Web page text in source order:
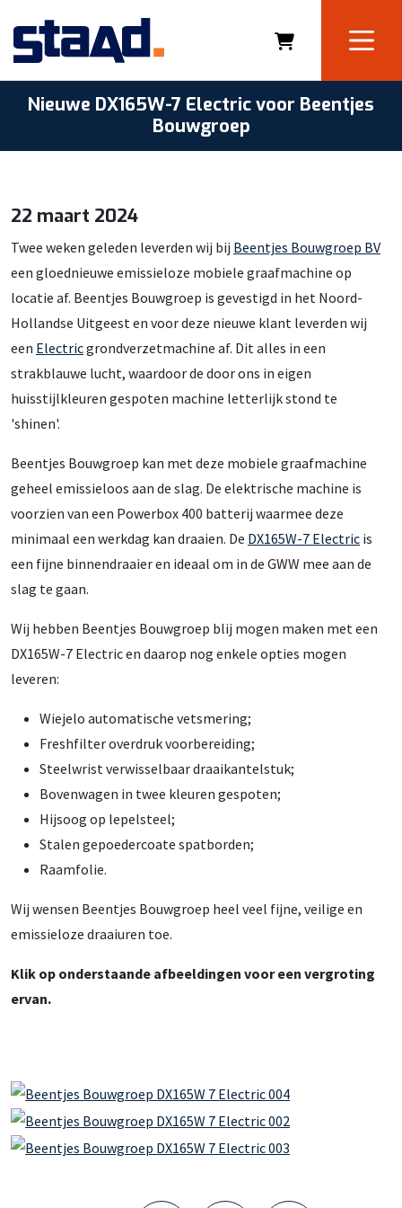
Nieuwe DX165W-7 Electric voor Beentjes
Bouwgroep
22 maart 2024
Twee weken geleden leverden wij bij Beentjes Bouwgroep BV
een gloednieuwe emissieloze mobiele graafmachine op
locatie af. Beentjes Bouwgroep is gevestigd in het Noord-
Hollandse Uitgeest en voor deze nieuwe klant leverden wij
een Electricgrondverzetmachine af. Dit alles in een
strakblauwe lucht, waardoor de door ons in eigen
huisstijlkleuren gespoten machine letterlijk stond te
'shinen'.
Beentjes Bouwgroep kan met deze mobiele graafmachine
geheel emissieloos aan de slag. De elektrische machine is
voorzien van een Powerbox 400 batterij waarmee deze
minimaal een werkdag kan draaien. De DX165W-7 Electric is
een fijne binnendraaier en ideaal om in de GWW mee aan de
slag te gaan.
Wij hebben Beentjes Bouwgroep blij mogen maken met een
DX165W-7 Electric en daarop nog enkele opties mogen
leveren:
Wiejelo automatische vetsmering;
Freshfilter overdruk voorbereiding;
Steelwrist verwisselbaar draaikantelstuk;
Bovenwagen in twee kleuren gespoten;
Hijsoog op lepelsteel;
Stalen gepoedercoate spatborden;
Raamfolie.
Wij wensen Beentjes Bouwgroep heel veel fijne, veilige en
emissieloze draaiuren toe.
Klik op onderstaande afbeeldingen voor een vergroting
ervan.